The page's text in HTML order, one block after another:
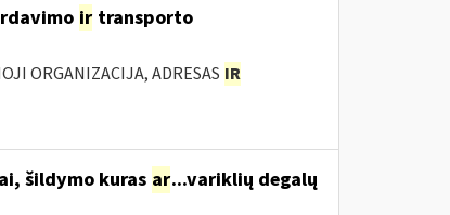
irtransporto
ORGANIZACIJA, ADRESAS IR
šildymo kuras ar...variklių degalų